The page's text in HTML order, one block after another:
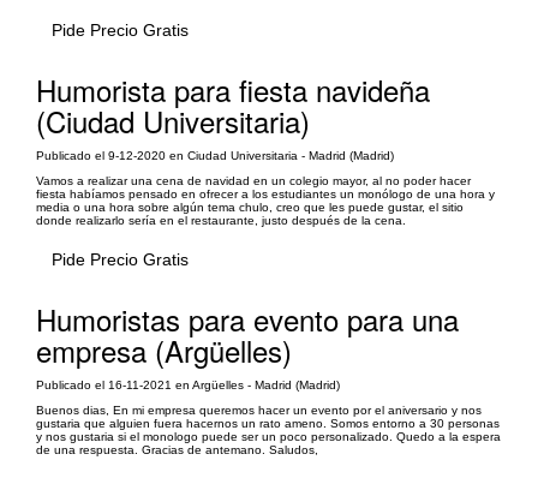
Pide Precio Gratis
Humorista para fiesta navideña
(Ciudad Universitaria)
Publicado el 9-12-2020 en Ciudad Universitaria - Madrid (Madrid)
Vamos a realizar una cena de navidad en un colegio mayor, al no poder hacer
fiesta habíamos pensado en ofrecer a los estudiantes un monólogo de una hora y
media o una hora sobre algún tema chulo, creo que les puede gustar, el sitio
donde realizarlo sería en el restaurante, justo después de la cena.
Pide Precio Gratis
Humoristas para evento para una
empresa (Argüelles)
Publicado el 16-11-2021 en Argüelles - Madrid (Madrid)
Buenos dias, En mi empresa queremos hacer un evento por el aniversario y nos
gustaria que alguien fuera hacernos un rato ameno. Somos entorno a 30 personas
y nos gustaria si el monologo puede ser un poco personalizado. Quedo a la espera
de una respuesta. Gracias de antemano. Saludos,